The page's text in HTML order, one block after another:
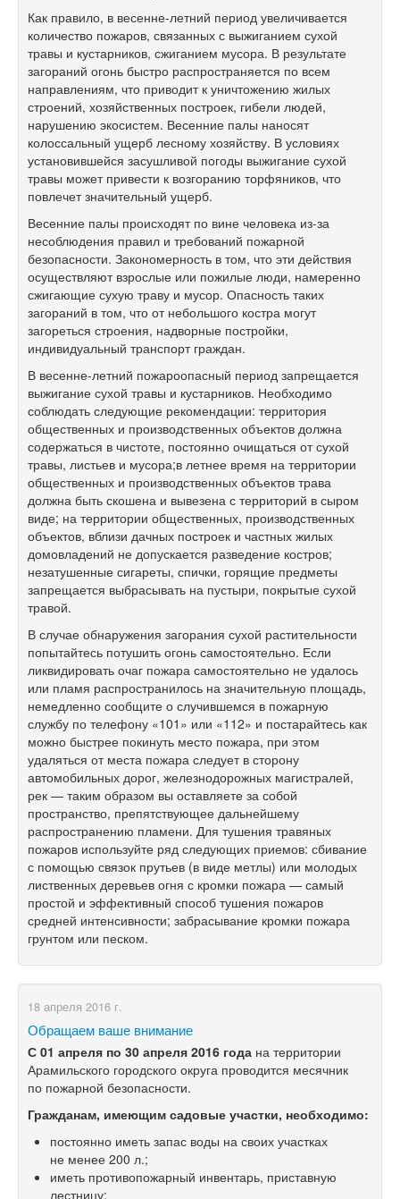
Как правило, в весенне-летний период увеличивается
количество пожаров, связанных с выжиганием сухой
травы и кустарников, сжиганием мусора. В результате
загораний огонь быстро распространяется по всем
направлениям, что приводит к уничтожению жилых
строений, хозяйственных построек, гибели людей,
нарушению экосистем. Весенние палы наносят
колоссальный ущерб лесному хозяйству. В условиях
установившейся засушливой погоды выжигание сухой
травы может привести к возгоранию торфяников, что
повлечет значительный ущерб.
Весенние палы происходят по вине человека из-за
несоблюдения правил и требований пожарной
безопасности. Закономерность в том, что эти действия
осуществляют взрослые или пожилые люди, намеренно
сжигающие сухую траву и мусор. Опасность таких
загораний в том, что от небольшого костра могут
загореться строения, надворные постройки,
индивидуальный транспорт граждан.
В весенне-летний пожароопасный период запрещается
выжигание сухой травы и кустарников. Необходимо
соблюдать следующие рекомендации: территория
общественных и производственных объектов должна
содержаться в чистоте, постоянно очищаться от сухой
травы, листьев и мусора;в летнее время на территории
общественных и производственных объектов трава
должна быть скошена и вывезена с территорий в сыром
виде; на территории общественных, производственных
объектов, вблизи дачных построек и частных жилых
домовладений не допускается разведение костров;
незатушенные сигареты, спички, горящие предметы
запрещается выбрасывать на пустыри, покрытые сухой
травой.
В случае обнаружения загорания сухой растительности
попытайтесь потушить огонь самостоятельно. Если
ликвидировать очаг пожара самостоятельно не удалось
или пламя распространилось на значительную площадь,
немедленно сообщите о случившемся в пожарную
службу по телефону «101» или «112» и постарайтесь как
можно быстрее покинуть место пожара, при этом
удаляться от места пожара следует в сторону
автомобильных дорог, железнодорожных магистралей,
рек — таким образом вы оставляете за собой
пространство, препятствующее дальнейшему
распространению пламени. Для тушения травяных
пожаров используйте ряд следующих приемов: сбивание
с помощью связок прутьев (в виде метлы) или молодых
лиственных деревьев огня с кромки пожара — самый
простой и эффективный способ тушения пожаров
средней интенсивности; забрасывание кромки пожара
грунтом или песком.
18 апреля 2016 г.
Обращаем ваше внимание
С 01 апреля по 30 апреля 2016 года на территории
Арамильского городского округа проводится месячник
по пожарной безопасности.
Гражданам, имеющим садовые участки, необходимо:
постоянно иметь запас воды на своих участках
не менее 200 л.;
иметь противопожарный инвентарь, приставную
лестницу;